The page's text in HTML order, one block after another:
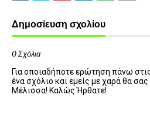
Δημοσίευση σχολίου
0 Σχόλια
Για οποιαδήποτε ερώτηση πάνω
ένα σχόλιο και εμείς με χαρά θα
Μέλισσα! Καλώς Ήρθατε!